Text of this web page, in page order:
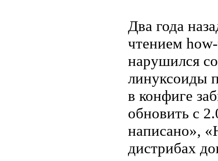
Два года
чтением
нарушился
линуксоиды
в конфиге
обновить с
написано»,
дистрибах